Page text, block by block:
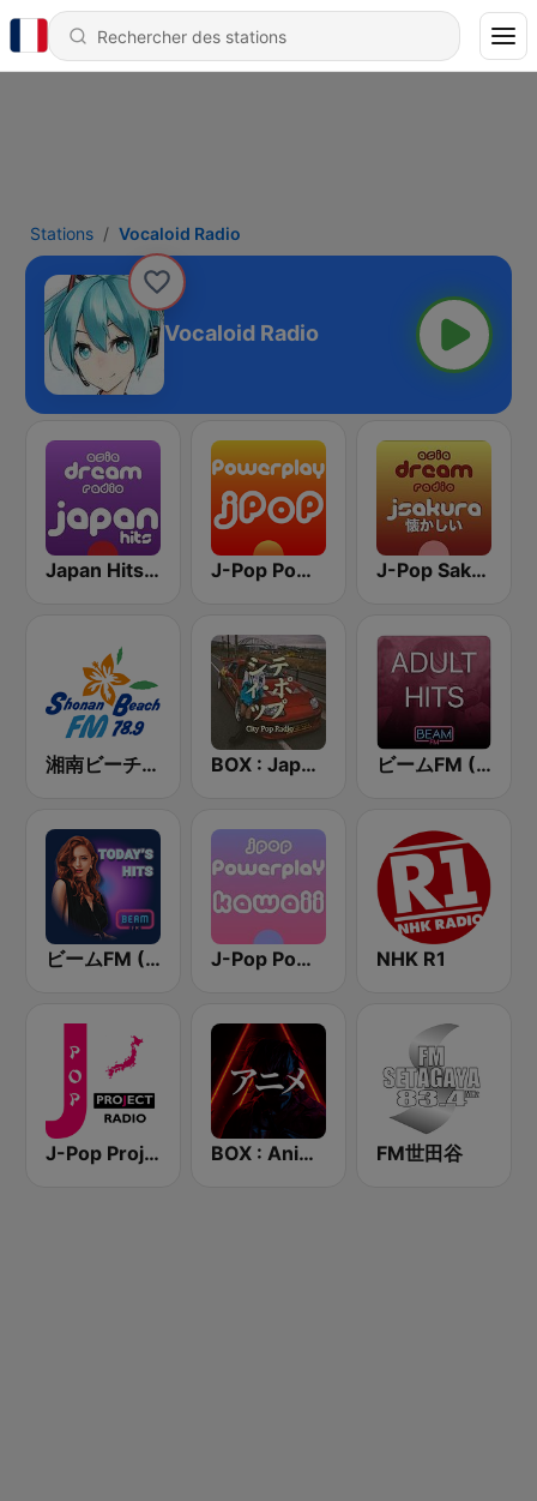
Stations Vocaloid Radio
Vocaloid Radio
Japan Hits - Asia DREAM Radio J-Pop Powerplay J-Pop Sakura 懐かしい
湘南ビーチFM (Shonan Beach FM) BOX : Japan City Pop -日本のシティポップ ビームFM (Beam FM) - Adult Hits
ビームFM (Beam FM) J-Pop Powerplay Kawaii NHK R1
J-Pop Project Radio BOX : Anime Radio -アニメラジオ FM世田谷